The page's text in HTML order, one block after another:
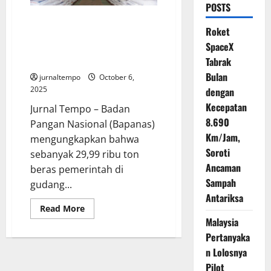
jurnaltempo
October 6,
2025
Jurnal Tempo – Badan
Pangan Nasional (Bapanas)
mengungkapkan bahwa
sebanyak 29,99 ribu ton
beras pemerintah di
gudang...
Read MoreRead
more
Ungkap
POSTS
Roket
SpaceX
Tabrak
Bulan
dengan
Kecepatan
8.690
Km/Jam,
Soroti
Ancaman
Sampah
Antariksa
Malaysia
Pertanyaka
n Lolosnya
Pilot